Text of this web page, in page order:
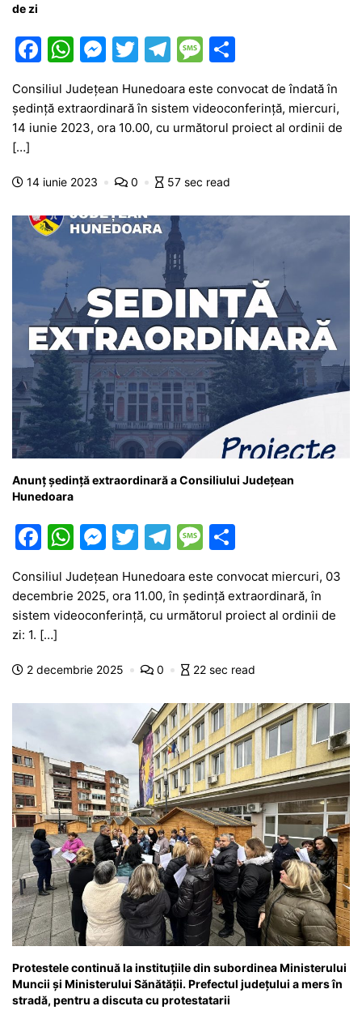
de zi
F
a
c
e
o
k
W
at
s
p
M
s
s
n
er
T
itt
er
T
e
gr
m
M
s
s
g
ta
je
Consiliul Județean Hunedoara este convocat de îndată în
ședință extraordinară în sistem videoconferință, miercuri,
14 iunie 2023, ora 10.00, cu următorul proiect al ordinii de
[…]
14 iunie 2023 0 57 sec read
Anunț ședință extraordinară a Consiliului Județean
Hunedoara
F
a
c
e
b
o
W
at
s
p
M
s
s
n
T
itt
er
T
e
gr
m
M
s
s
g
ta
je
z
Consiliul Județean Hunedoara este convocat miercuri, 03
decembrie 2025, ora 11.00, în ședință extraordinară, în
sistem videoconferință, cu următorul proiect al ordinii de
zi: 1. […]
2 decembrie 2025 0 22 sec read
Protestele continuă la instituțiile din subordinea Ministerului
Muncii și Ministerului Sănătății. Prefectul județului a mers în
stradă, pentru a discuta cu protestatarii